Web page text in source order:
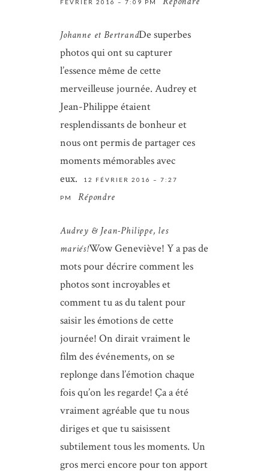
comment.
FÉVRIER 2016 – 7:09 PM Répondre
Johanne et BertrandDe superbes
photos qui ont su capturer
l’essence même de cette
merveilleuse journée. Audrey et
Jean-Philippe étaient
resplendissants de bonheur et
nous ont permis de partager ces
moments mémorables avec
eux.
12 FÉVRIER 2016 – 7:27
PM Répondre
Audrey & Jean-Philippe, les
mariés!Wow Geneviève! Y a pas de
mots pour décrire comment les
photos sont incroyables et
comment tu as du talent pour
saisir les émotions de cette
journée! On dirait vraiment le
film des événements, on se
replonge dans l’émotion chaque
fois qu’on les regarde! Ça a été
vraiment agréable que tu nous
diriges et que tu saisissent
subtilement tous les moments. Un
gros merci encore pour ton apport